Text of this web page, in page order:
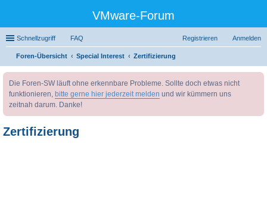
VMware-Forum
Schnellzugriff FAQ Anmelden
Registrieren
Foren-Übersicht Special Interest
Zertifizierung
Die Foren-SW läuft ohne erkennbare Probleme. Sollte doch etwas nicht
funktionieren, bitte gerne hier jederzeit melden und wir kümmern uns
zeitnah darum. Danke!
Zertifizierung